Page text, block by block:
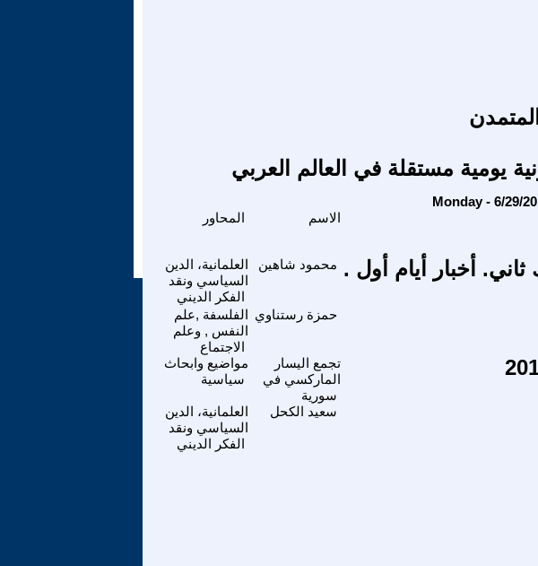
يومية مستقلة في العالم العربي
الاسم
العلمانية، الدين
السياسي ونقد
الفكر الديني
محمود شاهين ملوك ثاني. أخبار أيام أول .
الفلسفة ,علم
النفس , وعلم
الاجتماع
حمزة رستناوي
مواضيع وابحاث
سياسية
تجمع اليسار
الماركسي في
سورية
العلمانية، الدين
السياسي ونقد
الفكر الديني
سعيد الكحل